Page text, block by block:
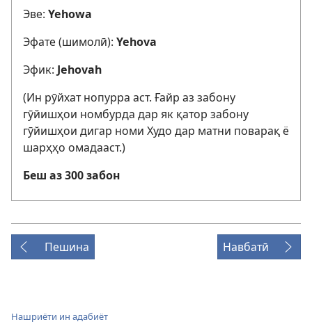
Эве: Yehowa
Эфате (шимолӣ): Yehova
Эфик: Jehovah
(Ин рӯйхат нопурра аст. Ғайр аз забону
гӯйишҳои номбурда дар як қатор забону
гӯйишҳои дигар номи Худо дар матни поварақ ё
шарҳҳо омадааст.)
Беш аз 300 забон
Пешина Навбатӣ
Нашриёти ин адабиёт